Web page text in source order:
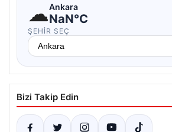
☁Ankara
NaN°C
ŞEHIR SEÇ
Bizi Takip Edin